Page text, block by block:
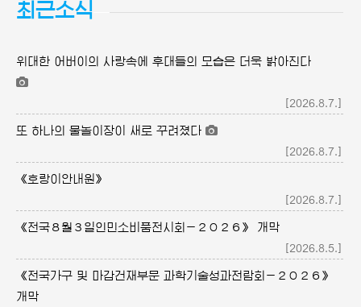
최근소식
위대한 어버이의 사랑속에 후대들의 모습은 더욱 밝아진다
[2026.8.7.]
또 하나의 물놀이장이 새로 꾸려졌다
[2026.8.7.]
《호랑이안내원》
[2026.8.7.]
《전국８월３일인민소비품전시회－２０２６》 개막
[2026.8.5.]
《전국가구 및 마감건재부문 과학기술성과전람회－２０２６》
개막